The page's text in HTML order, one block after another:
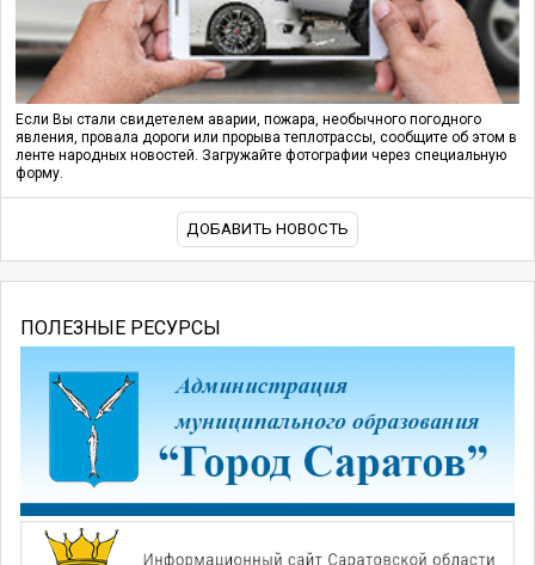
Если Вы стали свидетелем аварии, пожара, необычного погодного
явления, провала дороги или прорыва теплотрассы, сообщите об этом в
ленте народных новостей. Загружайте фотографии через специальную
форму.
ДОБАВИТЬ НОВОСТЬ
ПОЛЕЗНЫЕ РЕСУРСЫ